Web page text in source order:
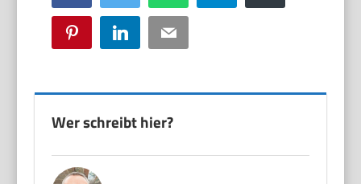
Pinterest LinkedIn Email
Wer schreibt hier?